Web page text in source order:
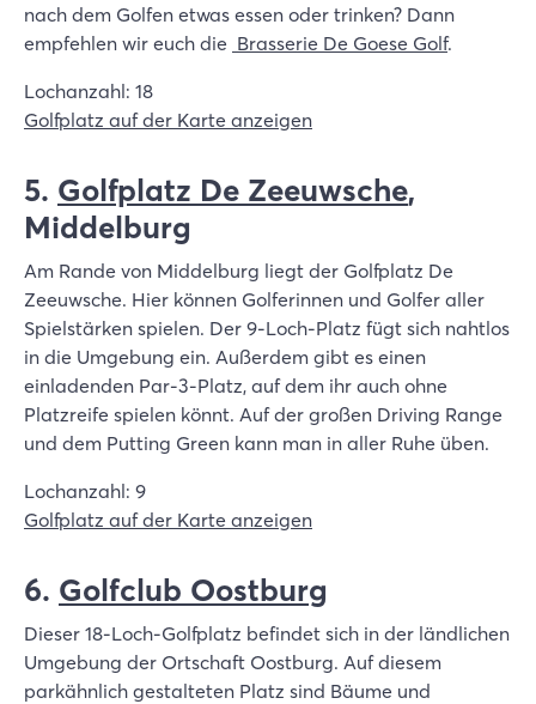
nach dem Golfen etwas essen oder trinken? Dann
empfehlen wir euch die Brasserie De Goese Golf.
Lochanzahl: 18
Golfplatz auf der Karte anzeigen
5. Golfplatz De Zeeuwsche,
Middelburg
Am Rande von Middelburg liegt der Golfplatz De
Zeeuwsche. Hier können Golferinnen und Golfer aller
Spielstärken spielen. Der 9-Loch-Platz fügt sich nahtlos
in die Umgebung ein. Außerdem gibt es einen
einladenden Par-3-Platz, auf dem ihr auch ohne
Platzreife spielen könnt. Auf der großen Driving Range
und dem Putting Green kann man in aller Ruhe üben.
Lochanzahl: 9
Golfplatz auf der Karte anzeigen
6. Golfclub Oostburg
Dieser 18-Loch-Golfplatz befindet sich in der ländlichen
Umgebung der Ortschaft Oostburg. Auf diesem
parkähnlich gestalteten Platz sind Bäume und